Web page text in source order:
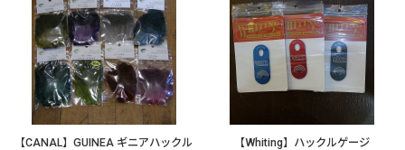
【CANAL】GUINEA ギニアハックル
【Whiting】ハックルゲージ